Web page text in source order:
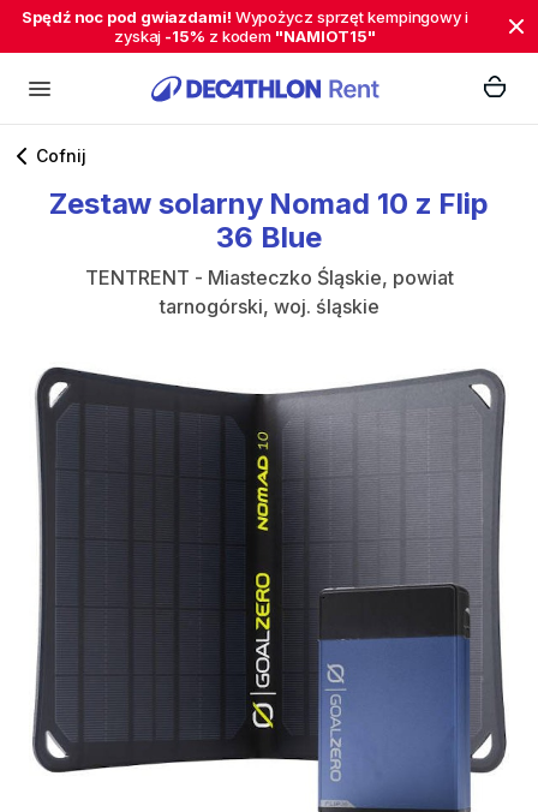
Spędź noc pod gwiazdami! Wypożycz sprzęt kempingowy i
zyskaj -15% z kodem "NAMIOT15"
Cofnij
Zestaw solarny Nomad 10 z Flip
36 Blue
TENTRENT - Miasteczko Śląskie, powiat
tarnogórski, woj. śląskie